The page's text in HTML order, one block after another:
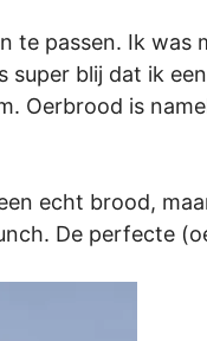
passen. Ik
super blij dat ik
is
echt brood,
De perfecte